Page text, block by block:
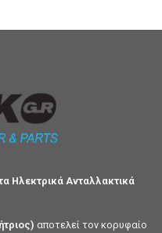
Ηλεκτρικά Ανταλλακτικά
αποτελεί τον κορυφαίο